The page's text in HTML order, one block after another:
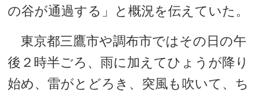
の谷が通過する」と概況を伝えていた。
東京都三鷹市や調布市ではその日の午
後２時半ごろ、雨に加えてひょうが降り
始め、雷がとどろき、突風も吹いて、ち